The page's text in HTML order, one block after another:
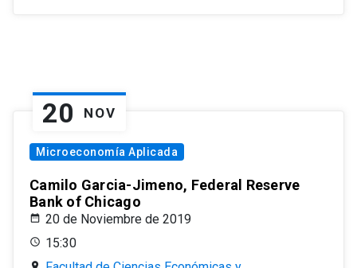
20 NOV
Microeconomía Aplicada
Camilo Garcia-Jimeno, Federal Reserve
Bank of Chicago
20 de Noviembre de 2019
15:30